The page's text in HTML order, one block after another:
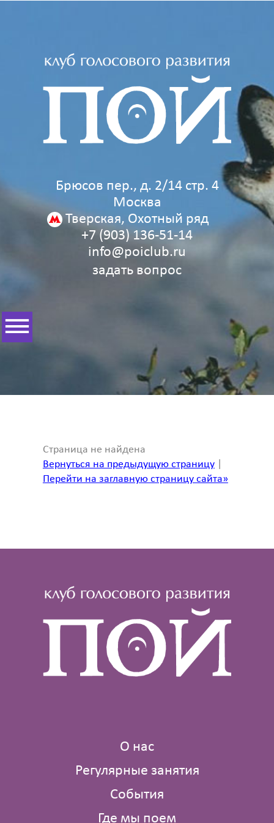
Брюсов пер., д. 2/14 стр. 4
Москва
Тверская, Охотный ряд
+7 (903) 136‑51‑14
info@poiclub.ru
задать вопрос
Страница не найдена
Вернуться на предыдущую страницу|
Перейти на заглавную страницу сайта»
О нас
Регулярные занятия
События
Где мы поем